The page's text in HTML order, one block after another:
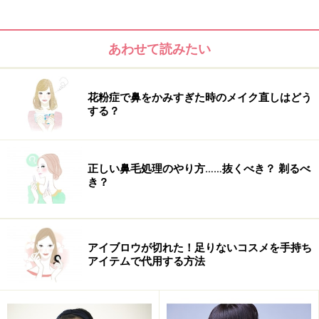
柔らかくなるので次に使う化粧品の浸透がグンとよくな
る（私の感覚では化粧品の浸透は2割増しになる気がし
ます）。4.リンパや血流の流れがよくなる。5.洗面所で出
来るから面倒じゃない。6.使うのはタオルだけ。投資が
少ない。だから無理なく続けられる。これが実は、スキ
ンケアではいちばん大事！
あわせて読みたい
花粉症で鼻をかみすぎた時のメイク直しはどう
する？
正しい鼻毛処理のやり方……抜くべき？ 剃るべ
き？
アイブロウが切れた！足りないコスメを手持ち
アイテムで代用する方法